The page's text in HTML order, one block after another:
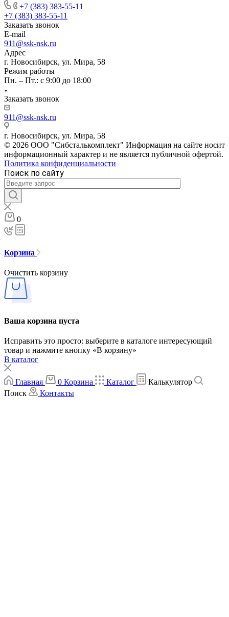
+7 (383) 383-55-11
+7 (383) 383-55-11
Заказать звонок
E-mail
911@ssk-nsk.ru
Адрес
г. Новосибирск, ул. Мира, 58
Режим работы
Пн. – Пт.: с 9:00 до 18:00
Заказать звонок
911@ssk-nsk.ru
г. Новосибирск, ул. Мира, 58
© 2026 ООО "Сибсталькомплект" Информация на сайте носит
информационный характер и не является публичной офертой.
Политика конфиденциальности
Поиск по сайту
0
Корзина
Очистить корзину
Ваша корзина пуста
Исправить это просто: выберите в каталоге интересующий
товар и нажмите кнопку «В корзину»
В каталог
Главная 0 Корзина Каталог
Калькулятор
Поиск
Контакты